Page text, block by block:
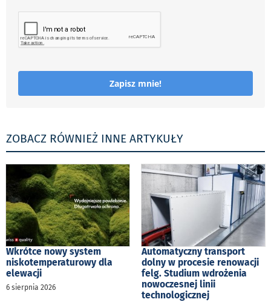
Zapisz mnie!
ZOBACZ RÓWNIEŻ INNE ARTYKUŁY
Wkrótce nowy system
niskotemperaturowy dla
elewacji
6 sierpnia 2026
Automatyczny transport
dolny w procesie renowacji
felg. Studium wdrożenia
nowoczesnej linii
technologicznej